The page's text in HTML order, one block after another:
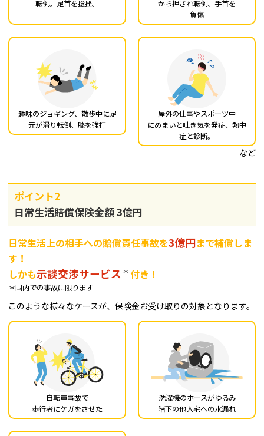
転倒。足首を捻挫。
から押され転倒、手首を
負傷
趣味のジョギング、散歩中に足
元が滑り転倒、膝を強打
屋外の仕事やスポーツ中
にめまいと吐き気を発症、 熱中
症と診断。
など
ポイント2
日常生活賠償保険金額 3億円
日常生活上の相手への賠償責任事故を3億円まで補償しま
す！
しかも示談交渉サービス ＊ 付き！
＊国内での事故に限ります
このような様々なケースが、保険金お受け取りの対象となります。
自転車事故で
歩行者にケガをさせた
洗濯機のホースがゆるみ
階下の他人宅への水漏れ